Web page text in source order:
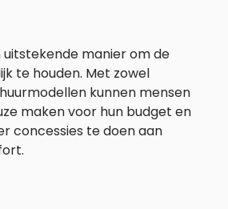
uitstekende manier om de
te houden. Met zowel
kunnen mensen
maken voor hun budget en
concessies te doen aan